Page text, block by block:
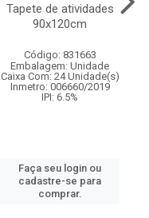
Tapete de atividades
90x120cm
Código: 831663
Embalagem: Unidade
Caixa Com: 24 Unidade(s)
Inmetro: 006660/2019
IPI: 6.5%
Faça seu login ou
cadastre-se para
comprar.